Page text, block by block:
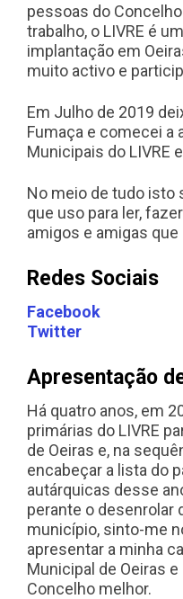
pessoas do
trabalho, o LIVRE é
implantação em
muito activo e
Em Julho de 2019
Fumaça e comecei a
Municipais do LIVRE
No meio de tudo isto
que uso para ler,
amigos e amigas
Redes Sociais
Facebook
Twitter
Apresentação
Há quatro anos, em
primárias do LIVRE
de Oeiras e, na
encabeçar a lista do
autárquicas desse
perante o
município, sinto-me
apresentar a minha
Municipal de Oeiras
Concelho melhor.